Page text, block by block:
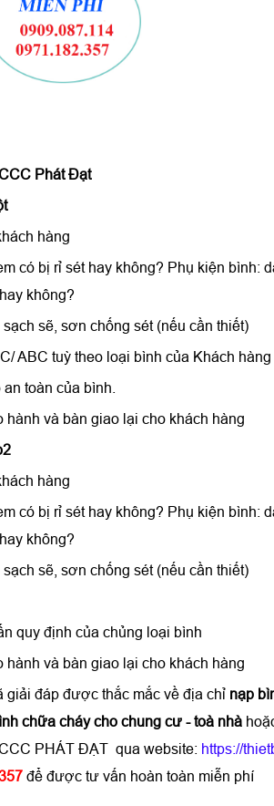
Phát Đạt
hàng
có bị rỉ sét hay không? Phụ kiện bình:
không?
sẽ, sơn chống sét (nếu cần thiết)
ABC tuỳ theo loại bình của Khách hàng
toàn của bình.
và bàn giao lại cho khách hàng
hàng
có bị rỉ sét hay không? Phụ kiện bình:
không?
sẽ, sơn chống sét (nếu cần thiết)
quy định của chủng loại bình
và bàn giao lại cho khách hàng
giải đáp được thắc mắc về địa chỉ nạp
chữa cháy cho chung cư - toà nhà
PHÁT ĐẠT qua website: https://
để được tư vấn hoàn toàn miễn phí